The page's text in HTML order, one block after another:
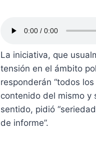
La iniciativa, que
tensión en el ámbito
responderán “todos
contenido del mismo y
sentido, pidió
de informe”.